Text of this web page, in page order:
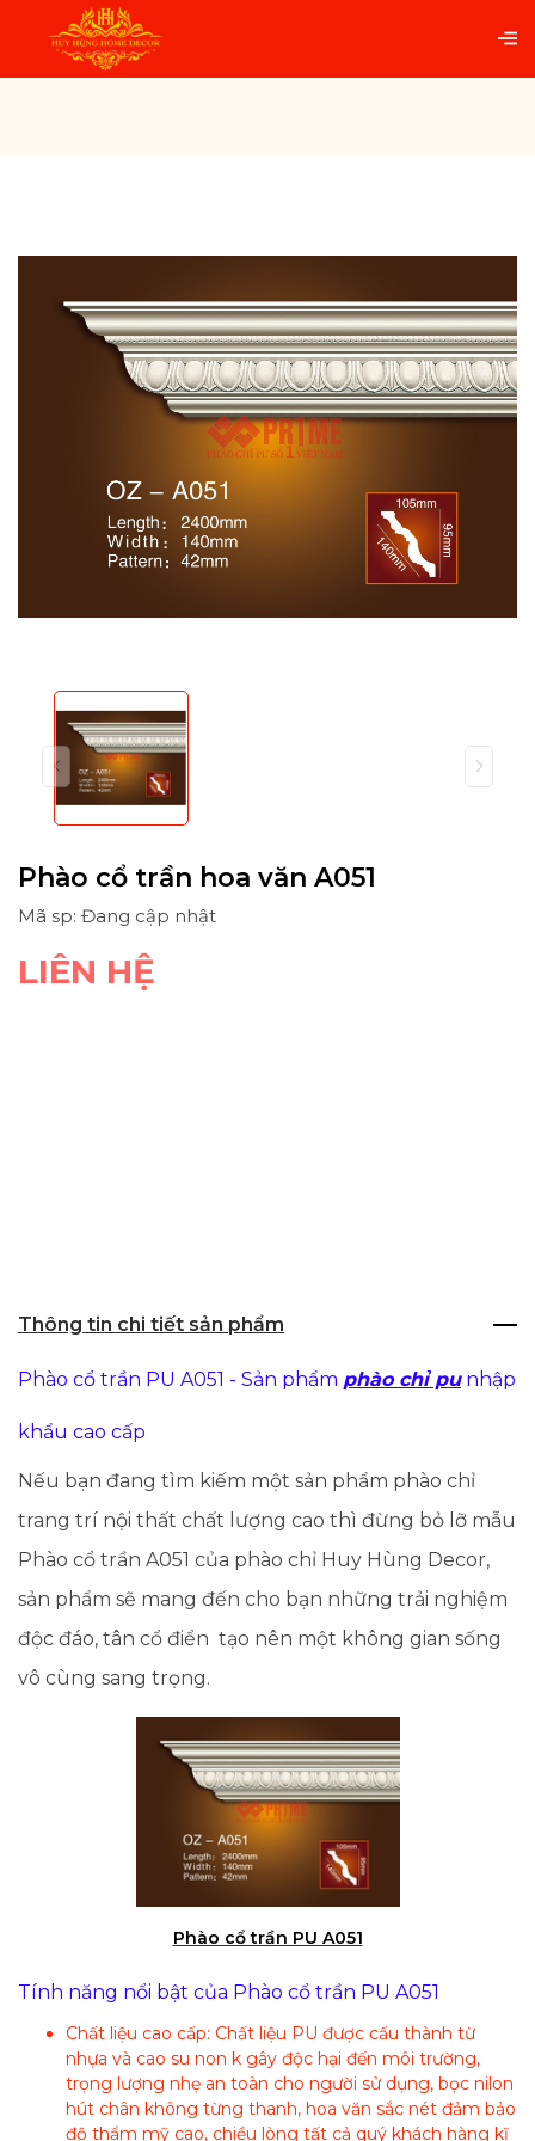
Phào cổ trần hoa văn A051
Mã sp: Đang cập nhật
LIÊN HỆ
Thông tin chi tiết sản phẩm
Phào cổ trần PU A051 - Sản phẩm phào chỉ punhập
khẩu cao cấp
Nếu bạn đang tìm kiếm một sản phẩm phào chỉ
trang trí nội thất chất lượng cao thì đừng bỏ lỡ mẫu
Phào cổ trần A051 của phào chỉ Huy Hùng Decor,
sản phẩm sẽ mang đến cho bạn những trải nghiệm
độc đáo, tân cổ điển tạo nên một không gian sống
vô cùng sang trọng.
Phào cổ trần PU A051
Tính năng nổi bật của Phào cổ trần PU A051
Chất liệu cao cấp: Chất liệu PU được cấu thành từ
nhựa và cao su non k gây độc hại đến môi trường,
trọng lượng nhẹ an toàn cho người sử dụng, bọc nilon
hút chân không từng thanh, hoa văn sắc nét đảm bảo
độ thẩm mỹ cao, chiều lòng tất cả quý khách hàng kĩ